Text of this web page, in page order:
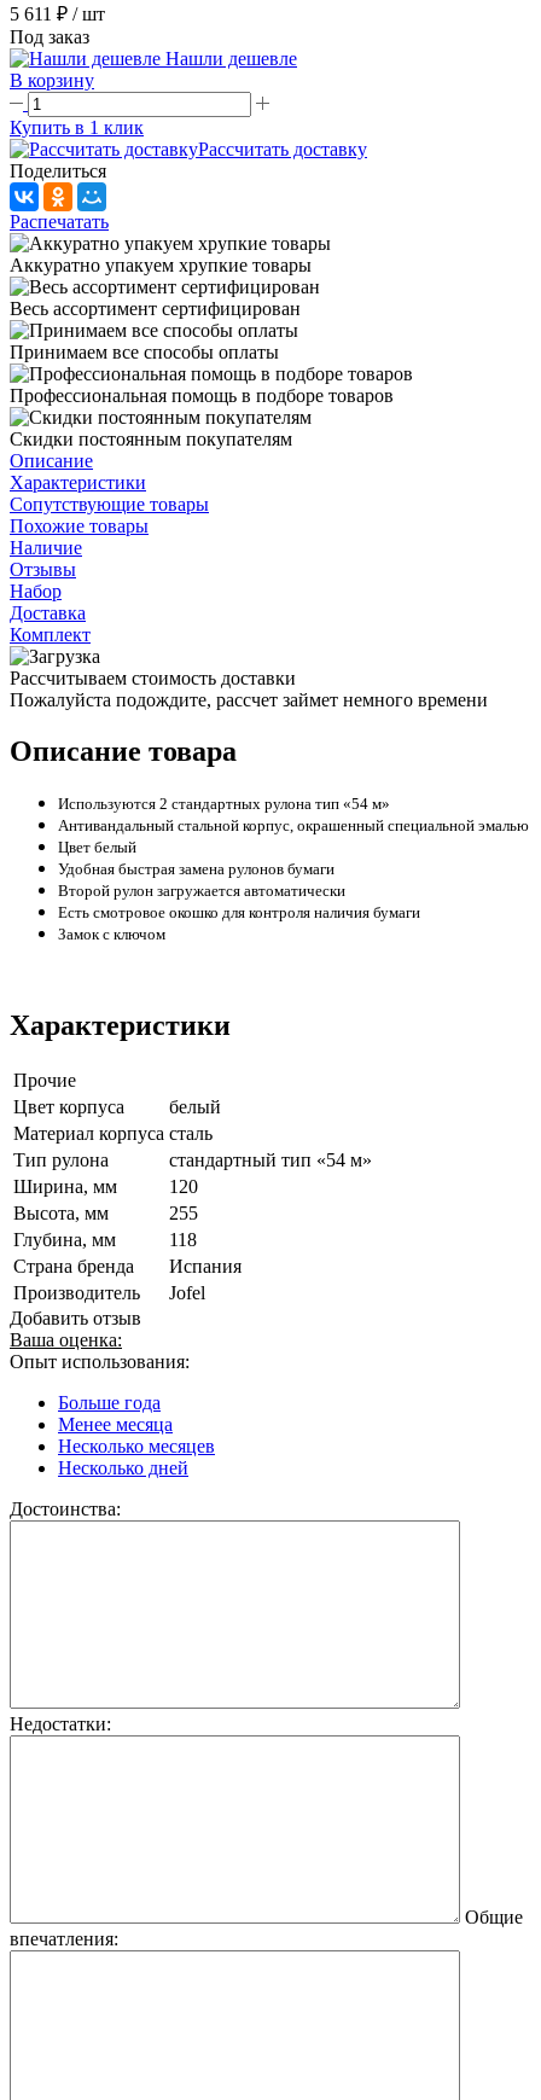
5 611 ₽ / шт
Под заказ
Нашли дешевле
В корзину
Купить в 1 клик
Рассчитать доставку
Поделиться
Распечатать
Аккуратно упакуем хрупкие товары
Весь ассортимент сертифицирован
Принимаем все способы оплаты
Профессиональная помощь в подборе товаров
Скидки постоянным покупателям
Описание
Характеристики
Сопутствующие товары
Похожие товары
Наличие
Отзывы
Набор
Доставка
Комплект
Рассчитываем стоимость доставки
Пожалуйста подождите, рассчет займет немного времени
Описание товара
Используются 2 стандартных рулона тип «54 м»
Антивандальный стальной корпус, окрашенный специальной эмалью
Цвет белый
Удобная быстрая замена рулонов бумаги
Второй рулон загружается автоматически
Есть смотровое окошко для контроля наличия бумаги
Замок с ключом
Характеристики
Прочие
Цвет корпуса
белый
Материал корпуса сталь
Тип рулона
стандартный тип «54 м»
Ширина, мм
120
Высота, мм
255
Глубина, мм
118
Страна бренда
Испания
Производитель
Jofel
Добавить отзыв
Ваша оценка:
Опыт использования:
Больше года
Менее месяца
Несколько месяцев
Несколько дней
Достоинства:
Недостатки:
Общие
впечатления: